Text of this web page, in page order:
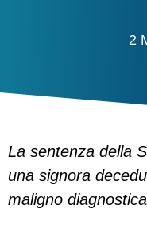
2
La sentenza della
una signora
maligno